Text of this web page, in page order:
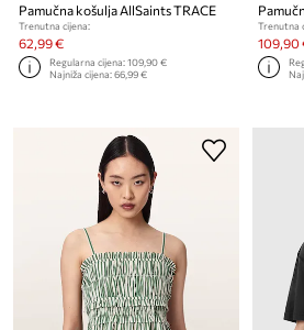
Pamučna košulja AllSaints TRACE
Trenutna cijena:
62,99 €
Regularna cijena:109,90 €
Najniža cijena:66,99 €
Trenutna
109,90